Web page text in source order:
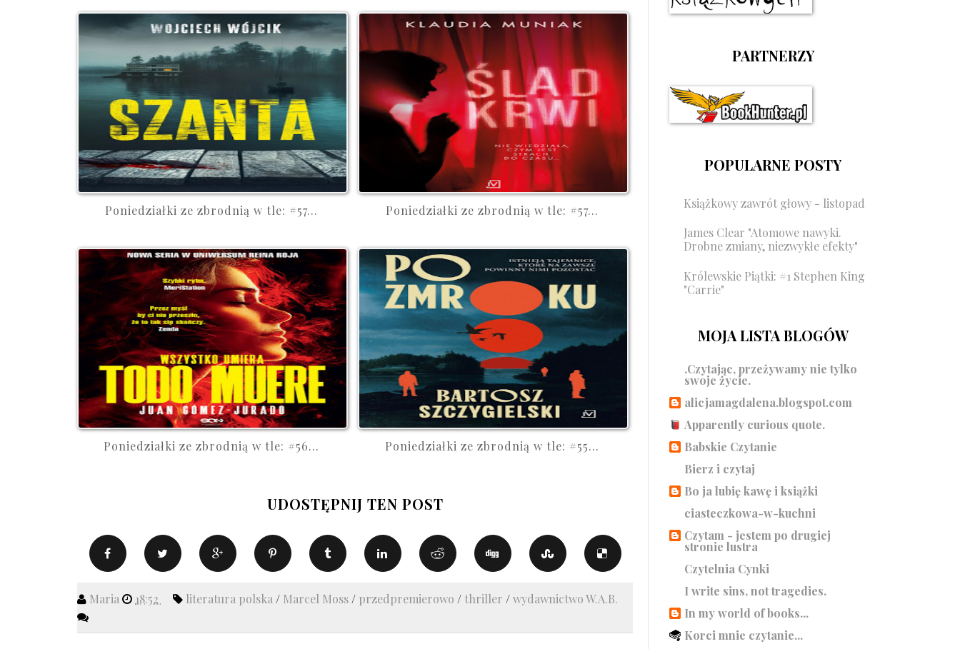
Poniedziałki ze zbrodnią w tle: #57... Poniedziałki ze zbrodnią w tle: #57...
Poniedziałki ze zbrodnią w tle: #56... Poniedziałki ze zbrodnią w tle: #55...
UDOSTĘPNIJ TEN POST
Maria 18:52 literatura polska / Marcel Moss / przedpremierowo / thriller /wydawnictwo W.A.B.
PARTNERZY
POPULARNE POSTY
Książkowy zawrót głowy - listopad
James Clear "Atomowe nawyki.
Drobne zmiany, niezwykłe efekty"
Królewskie Piątki: #1 Stephen King
"Carrie"
MOJA LISTA BLOGÓW
.Czytając, przeżywamy nie tylko
swoje życie.
alicjamagdalena.blogspot.com
Apparently curious quote.
Babskie Czytanie
Bierz i czytaj
Bo ja lubię kawę i książki
ciasteczkowa-w-kuchni
Czytam - jestem po drugiej
stronie lustra
Czytelnia Cynki
I write sins, not tragedies.
In my world of books...
Korci mnie czytanie...